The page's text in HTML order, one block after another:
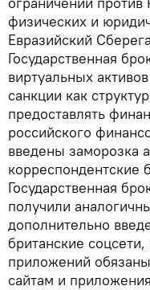
физических и
Евразийский
Государственная
виртуальных
санкции как
предоставлять
российского
введены заморозка
корреспондентские
Государственная
получили
дополнительно
британские
приложений
сайтам и